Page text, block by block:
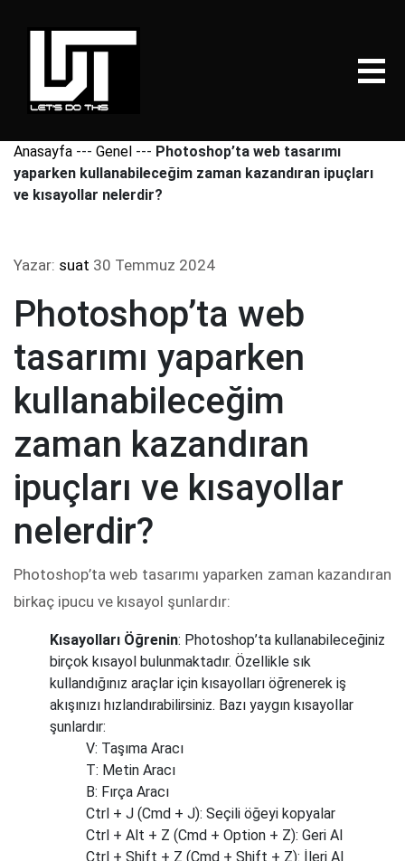
Anasayfa --- Genel --- Photoshop’ta web tasarımı
yaparken kullanabileceğim zaman kazandıran ipuçları
ve kısayollar nelerdir?
Yazar: suat 30 Temmuz 2024
Photoshop’ta web
tasarımı yaparken
kullanabileceğim
zaman kazandıran
ipuçları ve kısayollar
nelerdir?
Photoshop’ta web tasarımı yaparken zaman kazandıran
birkaç ipucu ve kısayol şunlardır:
Kısayolları Öğrenin: Photoshop’ta kullanabileceğiniz
birçok kısayol bulunmaktadır. Özellikle sık
kullandığınız araçlar için kısayolları öğrenerek iş
akışınızı hızlandırabilirsiniz. Bazı yaygın kısayollar
şunlardır:
V: Taşıma Aracı
T: Metin Aracı
B: Fırça Aracı
Ctrl + J (Cmd + J): Seçili öğeyi kopyalar
Ctrl + Alt + Z (Cmd + Option + Z): Geri Al
Ctrl + Shift + Z (Cmd + Shift + Z): İleri Al